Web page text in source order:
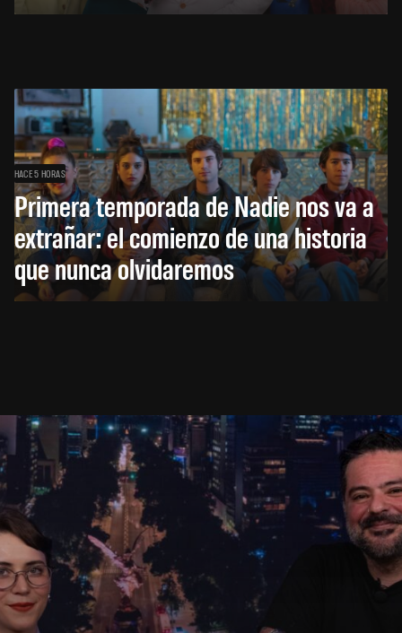
HACE 5 HORAS
Primera temporada de Nadie nos va a
extrañar: el comienzo de una historia
que nunca olvidaremos